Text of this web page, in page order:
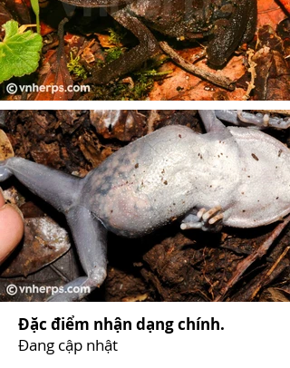
Đặc điểm nhận dạng chính.
Đang cập nhật